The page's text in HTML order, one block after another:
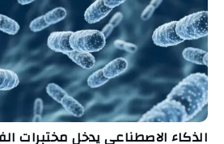
الذكاء الاصطناعي يدخل مختبرات